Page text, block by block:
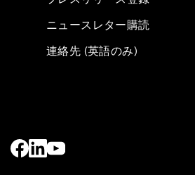
ニュースレター購読
連絡先 (英語のみ)